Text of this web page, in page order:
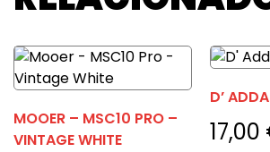
MOOER – MSC10 PRO –
VINTAGE WHITE
D’
17,00